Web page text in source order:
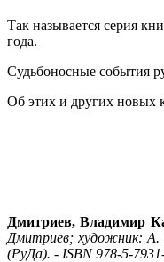
Так называется серия
года.
Судьбоносные события
Об этих и других новых
Дмитриев, Владимир
Дмитриев; художник: А.
(РуДа). - ISBN 978-5-